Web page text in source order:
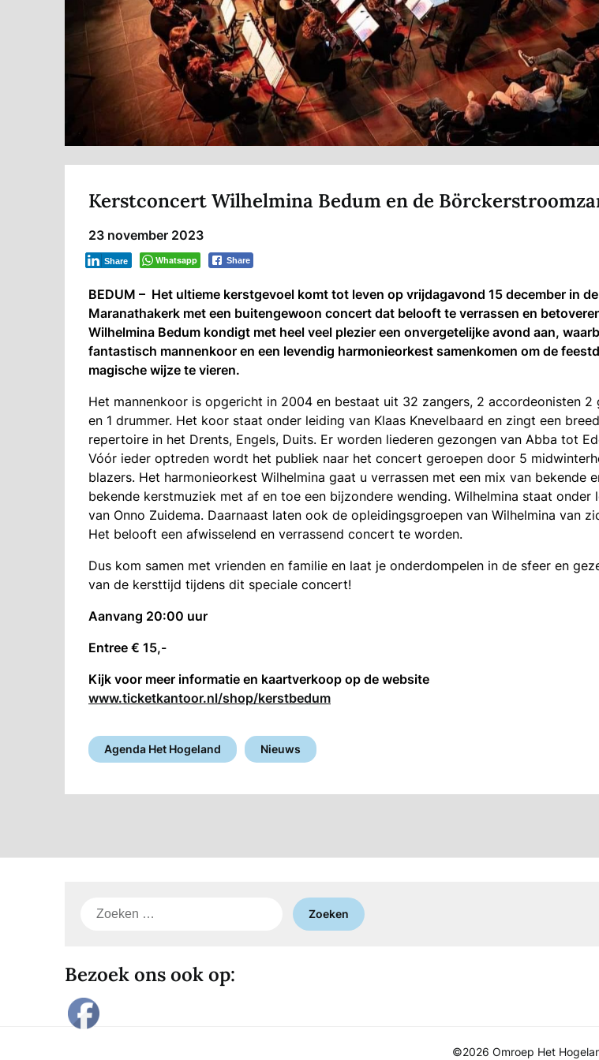
Kerstconcert Wilhelmina Bedum en de
23 november 2023
Whatsapp Share
Share
BEDUM – Het ultieme kerstgevoel komt tot leven op vrijdagavond 15 december in de
Maranathakerk met een buitengewoon concert dat belooft te verrassen en
Wilhelmina Bedum kondigt met heel veel plezier een onvergetelijke avond aan,
fantastisch mannenkoor en een levendig harmonieorkest samenkomen om de
magische wijze te vieren.
Het mannenkoor is opgericht in 2004 en bestaat uit 32 zangers, 2 accordeonisten 2
en 1 drummer. Het koor staat onder leiding van Klaas Knevelbaard en zingt een breed
repertoire in het Drents, Engels, Duits. Er worden liederen gezongen van Abba tot
Vóór ieder optreden wordt het publiek naar het concert geroepen door 5
blazers. Het harmonieorkest Wilhelmina gaat u verrassen met een mix van bekende
bekende kerstmuziek met af en toe een bijzondere wending. Wilhelmina staat onder
van Onno Zuidema. Daarnaast laten ook de opleidingsgroepen van Wilhelmina van
Het belooft een afwisselend en verrassend concert te worden.
Dus kom samen met vrienden en familie en laat je onderdompelen in de sfeer en
van de kersttijd tijdens dit speciale concert!
Aanvang 20:00 uur
Entree € 15,-
Kijk voor meer informatie en kaartverkoop op de website
www.ticketkantoor.nl/shop/kerstbedum
Agenda Het Hogeland Nieuws
Zoeken
Bezoek ons ook op:
©2026 Omroep Het